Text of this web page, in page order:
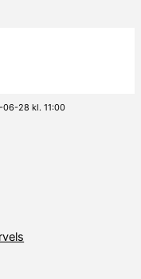
06-28 kl. 11:00